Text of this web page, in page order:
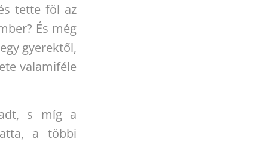
tette föl az
És még
gyerektől,
valamiféle
s míg a
a többi